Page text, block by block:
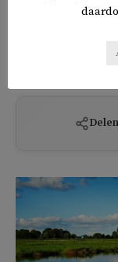
slachtoffer van
Delen